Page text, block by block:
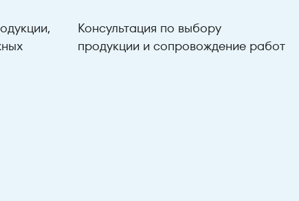
Консультация по выбору
продукции и сопровождение работ